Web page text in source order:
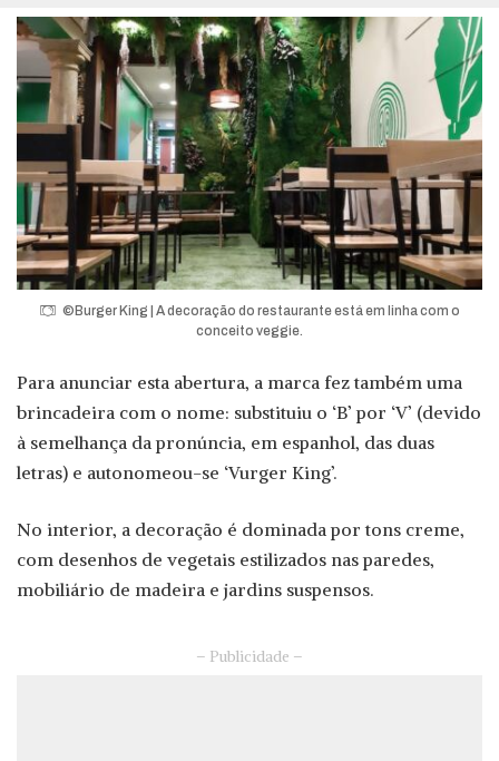
©Burger King | A decoração do restaurante está em linha com o
conceito veggie.
Para anunciar esta abertura, a marca fez também uma
brincadeira com o nome: substituiu o ‘B’ por ‘V’ (devido
à semelhança da pronúncia, em espanhol, das duas
letras) e autonomeou-se ‘Vurger King’.
No interior, a decoração é dominada por tons creme,
com desenhos de vegetais estilizados nas paredes,
mobiliário de madeira e jardins suspensos.
– Publicidade –